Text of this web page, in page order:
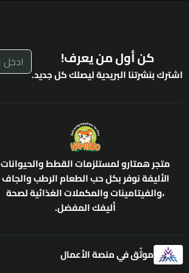
كن أول من يعرف!
اشترك بنشرتنا البريدية ليصلك كل جديد.
متجر همتارو لمستلزمات القطط والحيوانات
الأليفة نوفر بكل حب الطعام الرطب والجاف
،والفيتامينات والمكملات الغذائية لصحة
أليفك المفضل.
موثّق في منصة الأعمال